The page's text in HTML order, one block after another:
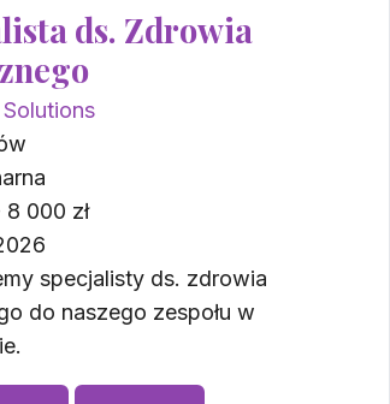
ds. Zdrowia
000 zł
specjalisty ds. zdrowia
do naszego zespołu w